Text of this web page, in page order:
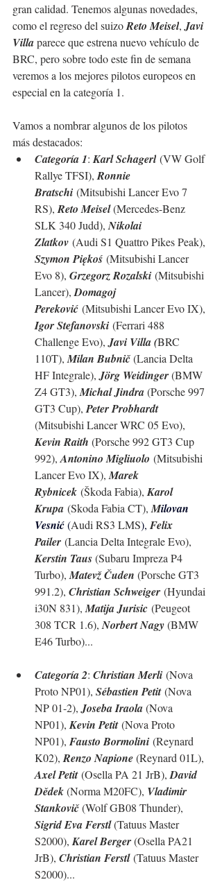
gran calidad. Tenemos algunas novedades,
como el regreso del suizo Reto Meisel, Javi
Villa parece que estrena nuevo vehículo de
BRC, pero sobre todo este fin de semana
veremos a los mejores pilotos europeos en
especial en la categoría 1.
Vamos a nombrar algunos de los pilotos
más destacados:
Categoría 1: Karl Schagerl (VW Golf
Rallye TFSI), Ronnie
Bratschi (Mitsubishi Lancer Evo 7
RS), Reto Meisel (Mercedes-Benz
SLK 340 Judd), Nikolai
Zlatkov (Audi S1 Quattro Pikes Peak),
Szymon Piękoś (Mitsubishi Lancer
Evo 8), Grzegorz Rozalski (Mitsubishi
Lancer), Domagoj
Pereković (Mitsubishi Lancer Evo IX),
Igor Stefanovski (Ferrari 488
Challenge Evo), Javi Villa (BRC
110T), Milan Bubnič (Lancia Delta
HF Integrale), Jörg Weidinger (BMW
Z4 GT3), Michal Jindra (Porsche 997
GT3 Cup), Peter Probhardt
(Mitsubishi Lancer WRC 05 Evo),
Kevin Raith (Porsche 992 GT3 Cup
992), Antonino Migliuolo (Mitsubishi
Lancer Evo IX), Marek
Rybnicek (Škoda Fabia), Karol
Krupa (Skoda Fabia CT), Milovan
Vesnić (Audi RS3 LMS), Felix
Pailer (Lancia Delta Integrale Evo),
Kerstin Taus (Subaru Impreza P4
Turbo), Matevž Čuden (Porsche GT3
991.2), Christian Schweiger (Hyundai
i30N 831), Matija Jurisic (Peugeot
308 TCR 1.6), Norbert Nagy (BMW
E46 Turbo)...
Categoría 2: Christian Merli (Nova
Proto NP01), Sébastien Petit (Nova
NP 01-2), Joseba Iraola (Nova
NP01), Kevin Petit (Nova Proto
NP01), Fausto Bormolini (Reynard
K02), Renzo Napione (Reynard 01L),
Axel Petit (Osella PA 21 JrB), David
Dědek (Norma M20FC), Vladimir
Stankovič (Wolf GB08 Thunder),
Sigrid Eva Ferstl (Tatuus Master
S2000), Karel Berger (Osella PA21
JrB), Christian Ferstl (Tatuus Master
S2000)...